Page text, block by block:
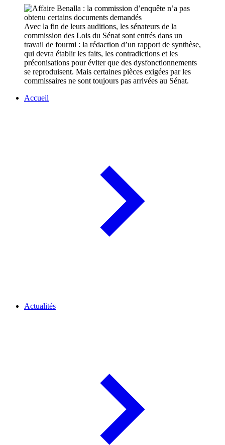
Avec la fin de leurs auditions, les sénateurs de la
commission des Lois du Sénat sont entrés dans un
travail de fourmi : la rédaction d’un rapport de synthèse,
qui devra établir les faits, les contradictions et les
préconisations pour éviter que des dysfonctionnements
se reproduisent. Mais certaines pièces exigées par les
commissaires ne sont toujours pas arrivées au Sénat.
Accueil
Actualités